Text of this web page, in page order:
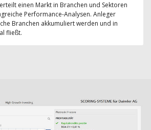
einen Markt in Branchen und Sektoren
Performance-Analysen. Anleger
Branchen akkumuliert werden und in
fließt.